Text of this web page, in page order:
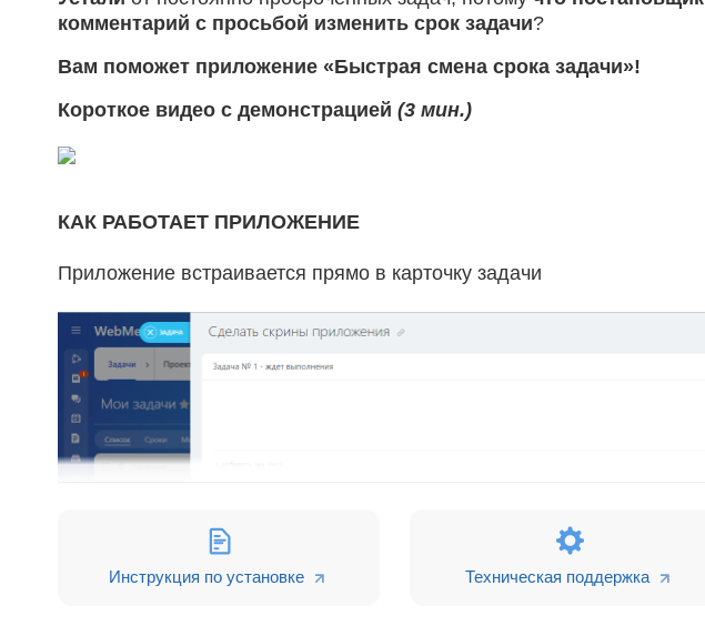
комментарий с просьбой изменить срок задачи?
Вам поможет приложение «Быстрая смена срока задачи»!
Короткое видео с демонстрацией (3 мин.)
КАК РАБОТАЕТ ПРИЛОЖЕНИЕ
Приложение встраивается прямо в карточку задачи
Инструкция по установке Техническая поддержка